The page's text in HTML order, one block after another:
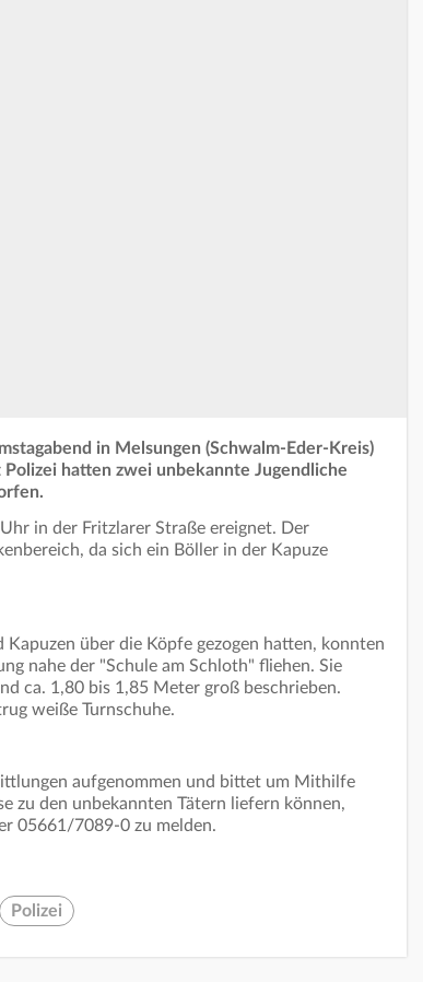
in Melsungen (Schwalm-Eder-Kreis)
hatten zwei unbekannte Jugendliche
in der Fritzlarer Straße ereignet. Der
da sich ein Böller in der Kapuze
Kapuzen über die Köpfe gezogen hatten, konnten
nahe der "Schule am Schloth" fliehen. Sie
ca. 1,80 bis 1,85 Meter groß beschrieben.
weiße Turnschuhe.
aufgenommen und bittet um Mithilfe
zu den unbekannten Tätern liefern können,
05661/7089-0 zu melden.
Polizei